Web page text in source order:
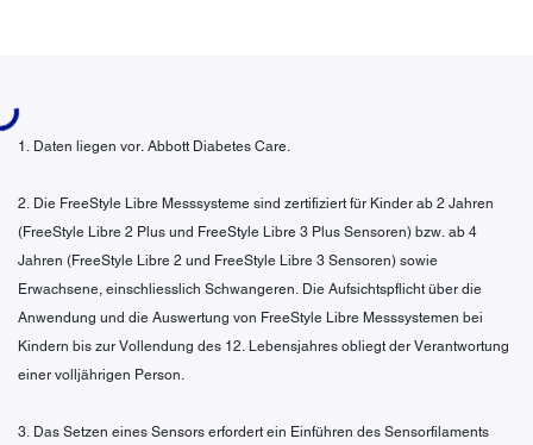
1. Daten liegen vor. Abbott Diabetes Care.
2. Die FreeStyle Libre Messsysteme sind zertifiziert für Kinder ab 2 Jahren
(FreeStyle Libre 2 Plus und FreeStyle Libre 3 Plus Sensoren) bzw. ab 4
Jahren (FreeStyle Libre 2 und FreeStyle Libre 3 Sensoren) sowie
Erwachsene, einschliesslich Schwangeren. Die Aufsichtspflicht über die
Anwendung und die Auswertung von FreeStyle Libre Messsystemen bei
Kindern bis zur Vollendung des 12. Lebensjahres obliegt der Verantwortung
einer volljährigen Person.
3. Das Setzen eines Sensors erfordert ein Einführen des Sensorfilaments